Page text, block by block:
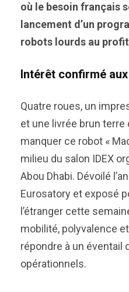
où le besoin français
lancement d’un
robots lourds au
Intérêt confirmé
Quatre roues, un
et une livrée brun terre
manquer ce robot «
milieu du salon IDEX
Abou Dhabi. Dévoilé
Eurosatory et exposé
l’étranger cette
mobilité, polyvalence
répondre à un éventail
opérationnels.